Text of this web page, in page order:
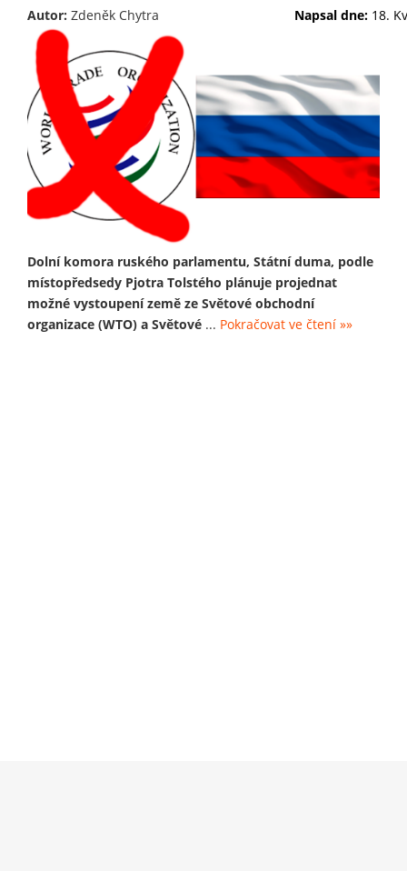
Autor: Zdeněk Chytra Napsal dne: 18.
Dolní komora ruského parlamentu, Státní duma, podle
místopředsedy Pjotra Tolstého plánuje projednat
možné vystoupení země ze Světové obchodní
organizace (WTO) a Světové ... Pokračovat ve čtení »»